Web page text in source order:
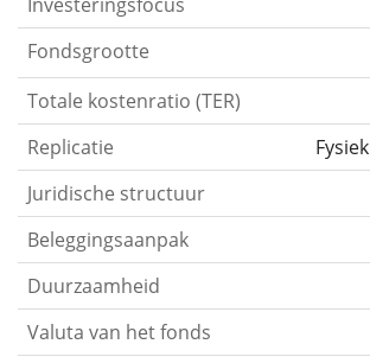
Fondsgrootte
Totale kostenratio (TER)
Replicatie
Fysiek
Juridische structuur
Beleggingsaanpak
Duurzaamheid
Valuta van het fonds